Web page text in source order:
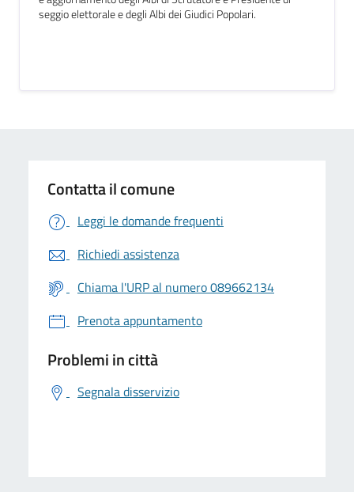
seggio elettorale e degli Albi dei Giudici Popolari.
Contatta il comune
Leggi le domande frequenti
Richiedi assistenza
Chiama l'URP al numero 089662134
Prenota appuntamento
Problemi in città
Segnala disservizio